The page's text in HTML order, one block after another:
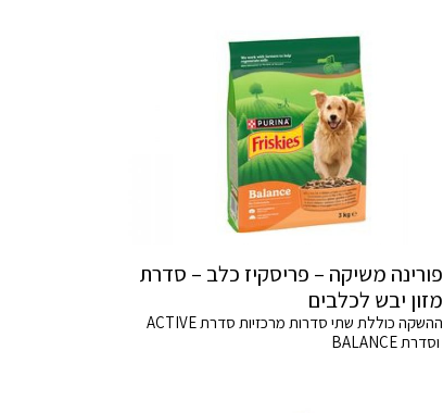
פורינה משיקה – פריסקיז כלב – סדרת
מזון יבש לכלבים
ההשקה כוללת שתי סדרות מרכזיות סדרת ACTIVE
וסדרת BALANCE